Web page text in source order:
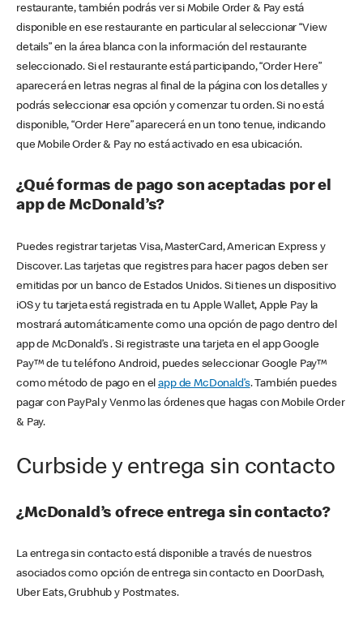
restaurante, también podrás ver si Mobile Order & Pay está
disponible en ese restaurante en particular al seleccionar “View
details” en la área blanca con la información del restaurante
seleccionado. Si el restaurante está participando, “Order Here”
aparecerá en letras negras al final de la página con los detalles y
podrás seleccionar esa opción y comenzar tu orden. Si no está
disponible, “Order Here” aparecerá en un tono tenue, indicando
que Mobile Order & Pay no está activado en esa ubicación.
¿Qué formas de pago son aceptadas por el
app de McDonald’s?
Puedes registrar tarjetas Visa, MasterCard, American Express y
Discover. Las tarjetas que registres para hacer pagos deben ser
emitidas por un banco de Estados Unidos. Si tienes un dispositivo
iOS y tu tarjeta está registrada en tu Apple Wallet, Apple Pay la
mostrará automáticamente como una opción de pago dentro del
app de McDonald’s . Si registraste una tarjeta en el app Google
Pay™ de tu teléfono Android, puedes seleccionar Google Pay™
como método de pago en elapp de McDonald’s. También puedes
pagar con PayPal y Venmo las órdenes que hagas con Mobile Order
& Pay.
Curbside y entrega sin contacto
¿McDonald’s ofrece entrega sin contacto?
La entrega sin contacto está disponible a través de nuestros
asociados como opción de entrega sin contacto en DoorDash,
Uber Eats, Grubhub y Postmates.